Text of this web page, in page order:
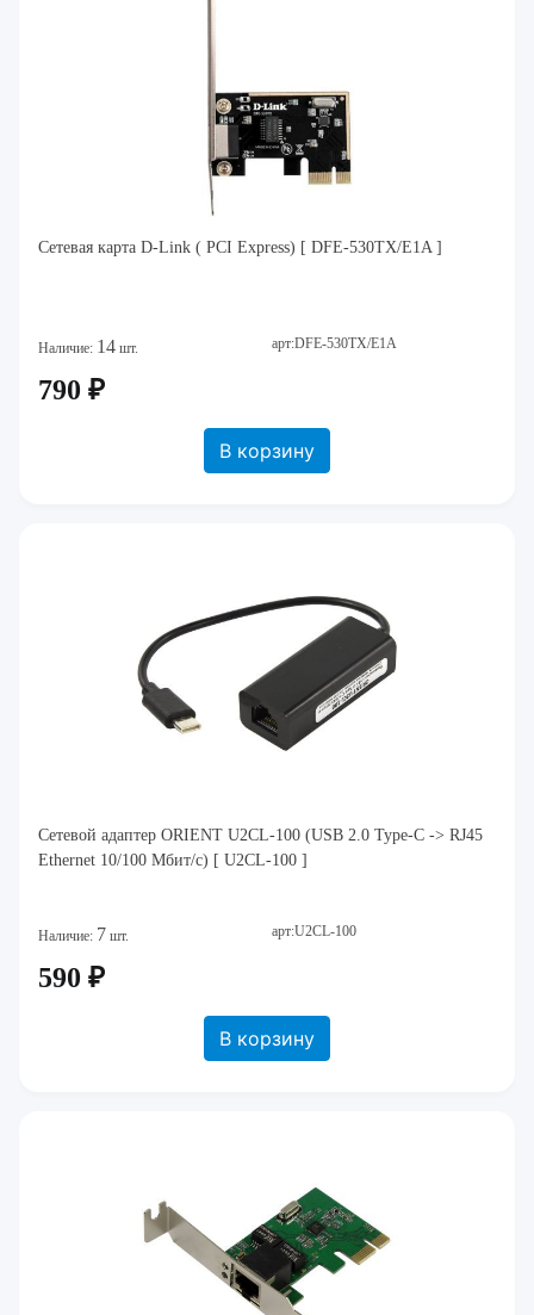
Сетевая карта D-Link ( PCI Express) [ DFE-530TX/E1A ]
Наличие: 14 шт. арт:DFE-530TX/E1A
790 ₽
В корзину
Сетевой адаптер ORIENT U2CL-100 (USB 2.0 Type-C -> RJ45
Ethernet 10/100 Мбит/с) [ U2CL-100 ]
Наличие: 7 шт. арт:U2CL-100
590 ₽
В корзину